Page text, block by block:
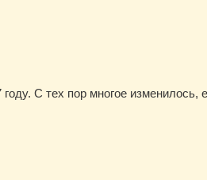
С тех пор многое изменилось,